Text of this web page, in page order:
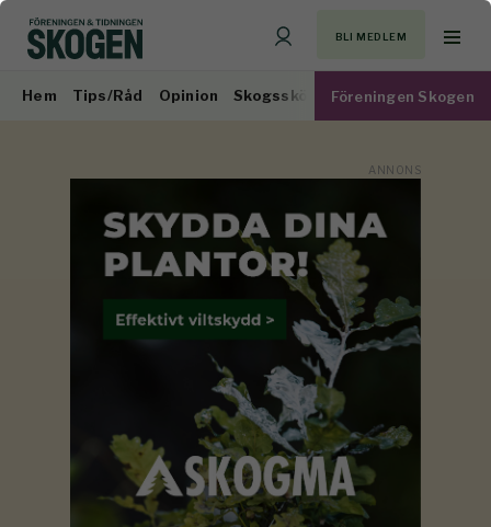
BLI MEDLEM
Hem Tips/Råd Opinion Skogsskötsel Virkesmarknad
Föreningen Skogen